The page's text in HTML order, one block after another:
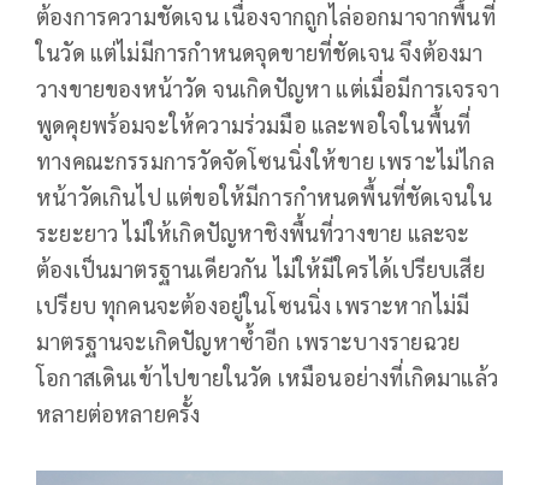
ต้องการความชัดเจน เนื่องจากถูกไล่ออกมาจากพื้นที่
ในวัด แต่ไม่มีการกำหนดจุดขายที่ชัดเจน จึงต้องมา
วางขายของหน้าวัด จนเกิดปัญหา แต่เมื่อมีการเจรจา
พูดคุยพร้อมจะให้ความร่วมมือ และพอใจในพื้นที่
ทางคณะกรรมการวัดจัดโซนนิ่งให้ขาย เพราะไม่ไกล
หน้าวัดเกินไป แต่ขอให้มีการกำหนดพื้นที่ชัดเจนใน
ระยะยาว ไม่ให้เกิดปัญหาชิงพื้นที่วางขาย และจะ
ต้องเป็นมาตรฐานเดียวกัน ไม่ให้มีใครได้เปรียบเสีย
เปรียบ ทุกคนจะต้องอยู่ในโซนนิ่ง เพราะหากไม่มี
มาตรฐานจะเกิดปัญหาซ้ำอีก เพราะบางรายฉวย
โอกาสเดินเข้าไปขายในวัด เหมือนอย่างที่เกิดมาแล้ว
หลายต่อหลายครั้ง